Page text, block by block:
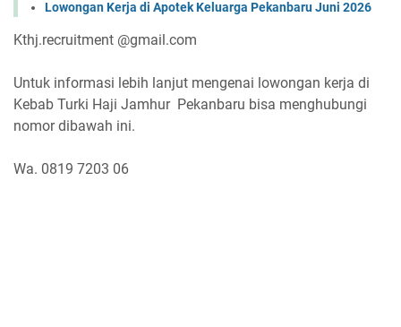
Lowongan Kerja di Apotek Keluarga Pekanbaru Juni 2026
Kthj.recruitment @gmail.com
Untuk informasi lebih lanjut mengenai lowongan kerja di
Kebab Turki Haji Jamhur Pekanbaru bisa menghubungi
nomor dibawah ini.
Wa. 0819 7203 06